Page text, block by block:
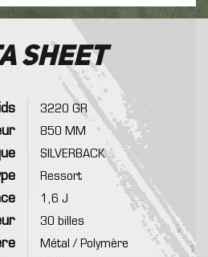
sheet
3220 GR
850 MM
SILVERBACK
Ressort
1,6 J
30 billes
Métal / Polymère